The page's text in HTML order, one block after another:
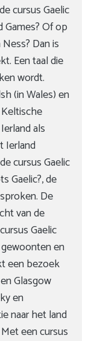
cursus Gaelic
Of op
Dan is
Een taal die
wordt.
(in Wales) en
als
Ierland
cursus Gaelic
Gaelic?, de
De
van de
Gaelic
en
een bezoek
Glasgow
en
naar het land
een cursus